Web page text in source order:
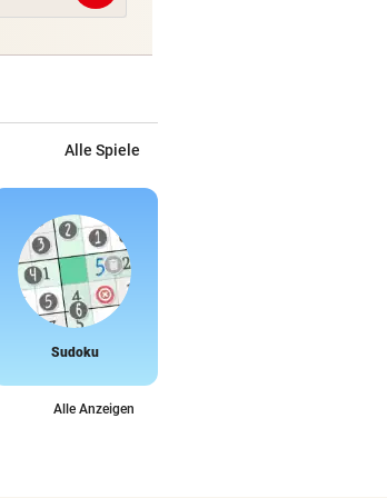
Alle Spiele
Sudoku
Alle Anzeigen